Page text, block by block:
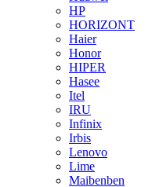
HP
HORIZONT
Haier
Honor
HIPER
Hasee
Itel
IRU
Infinix
Irbis
Lenovo
Lime
Maibenben